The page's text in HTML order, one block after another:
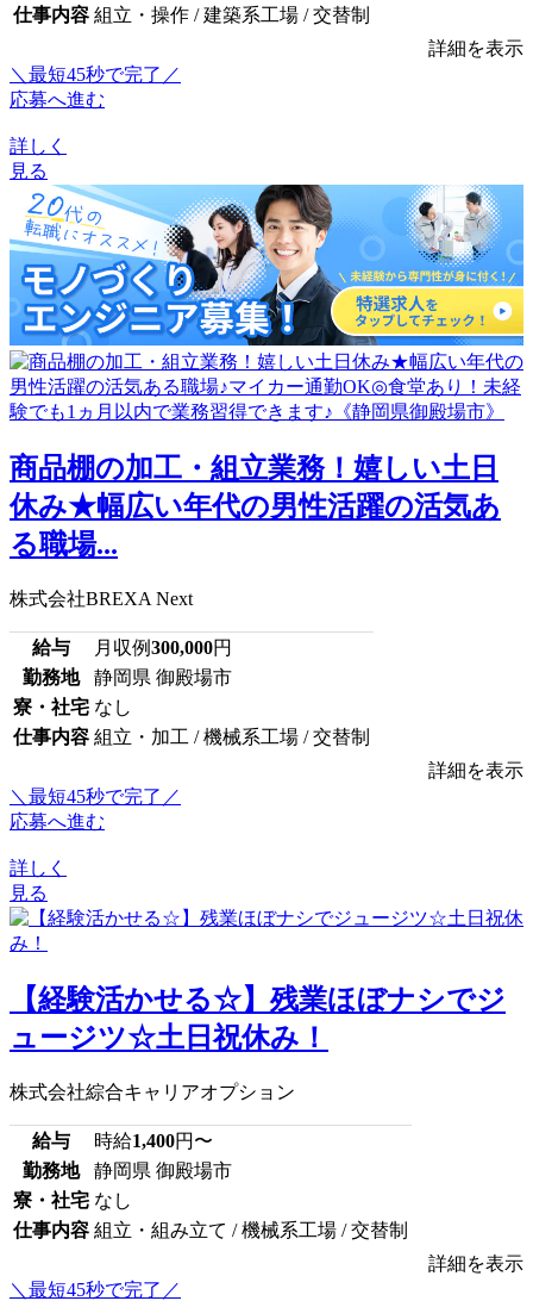
仕事内容 組立・操作 / 建築系工場 / 交替制
詳細を表示
＼最短45秒で完了／
応募へ進む
詳しく
見る
商品棚の加工・組立業務！嬉しい土日
休み★幅広い年代の男性活躍の活気あ
る職場...
株式会社BREXA Next
給与 月収例300,000円
勤務地
静岡県 御殿場市
寮・社宅 なし
仕事内容 組立・加工 / 機械系工場 / 交替制
詳細を表示
＼最短45秒で完了／
応募へ進む
詳しく
見る
【経験活かせる☆】残業ほぼナシでジ
ュージツ☆土日祝休み！
株式会社綜合キャリアオプション
給与 時給1,400円〜
勤務地
静岡県 御殿場市
寮・社宅 なし
仕事内容 組立・組み立て / 機械系工場 / 交替制
詳細を表示
＼最短45秒で完了／